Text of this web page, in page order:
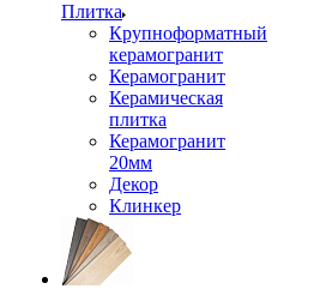
Плитка
Крупноформатный
керамогранит
Керамогранит
Керамическая
плитка
Керамогранит
20мм
Декор
Клинкер